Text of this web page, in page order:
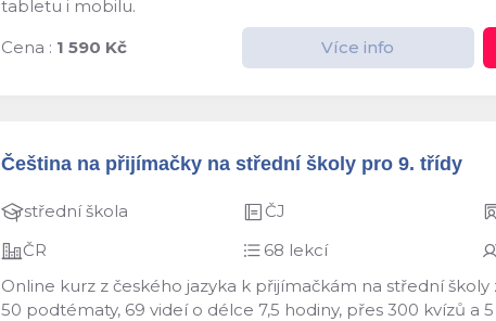
tabletu i mobilu.
Cena : 1 590 Kč Více info
Čeština na přijímačky na střední školy pro 9. třídy
střední škola ČJ
ČR
68 lekcí
Online kurz z českého jazyka k přijímačkám na střední školy
50 podtématy, 69 videí o délce 7,5 hodiny, přes 300 kvízů a